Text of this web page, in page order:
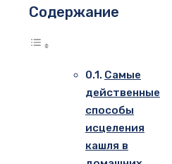
Содержание
Самые
действенные
способы
исцеления
кашля в